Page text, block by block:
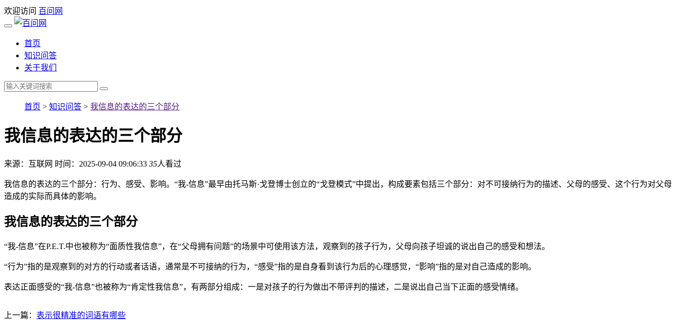
欢迎访问 百问网
首页
知识问答
关于我们
首页 > 知识问答 > 我信息的表达的三个部分
我信息的表达的三个部分
来源：互联网 时间：2025-09-04 09:06:33 35人看过
我信息的表达的三个部分：行为、感受、影响。“我-信息”最早由托马斯·戈登博士创立的“戈登模式”中提出，构成要素包括三个部分：对不可接纳行为的描述、父母的感受、这个行为对父母
造成的实际而具体的影响。
我信息的表达的三个部分
“我-信息”在P.E.T.中也被称为“面质性我信息”，在“父母拥有问题”的场景中可使用该方法，观察到的孩子行为，父母向孩子坦诚的说出自己的感受和想法。
“行为”指的是观察到的对方的行动或者话语，通常是不可接纳的行为，“感受”指的是自身看到该行为后的心理感觉，“影响”指的是对自己造成的影响。
表达正面感受的“我-信息”也被称为“肯定性我信息”，有两部分组成：一是对孩子的行为做出不带评判的描述，二是说出自己当下正面的感受情绪。
上一篇： 表示很精准的词语有哪些